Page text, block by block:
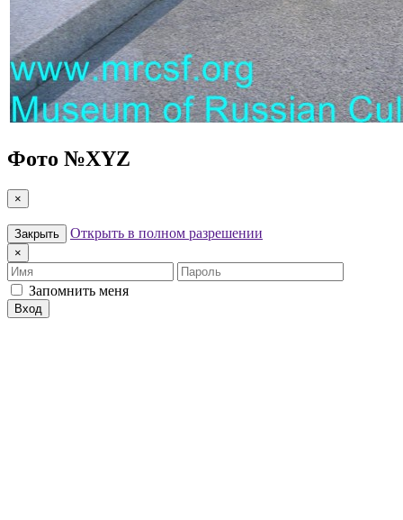
Фото №XYZ
×
Закрыть Открыть в полном разрешении
×
Имя
Пароль
Запомнить меня
Вход